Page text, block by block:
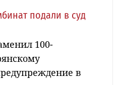
подали в суд
100-
в